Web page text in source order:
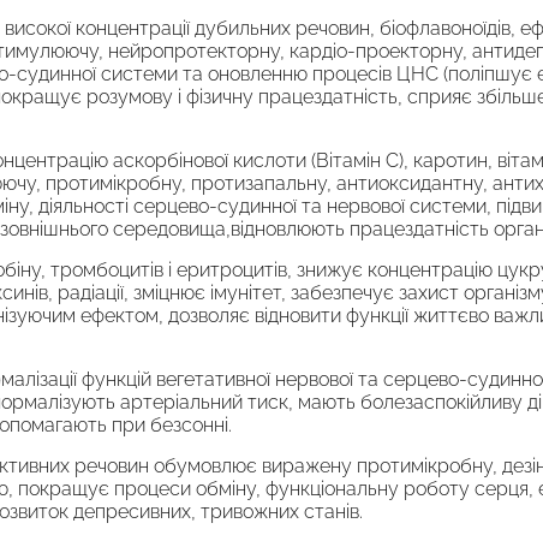
концентрації дубильних речовин, біофлавоноїдів,
нейропротекторну, кардіо-проекторну,
судинної системи та оновленню процесів ЦНС (поліпшує
розумову і фізичну працездатність, сприяє
аскорбінової кислоти (Вітамін С), каротин,
протимікробну, протизапальну, антиоксидантну,
діяльності серцево-судинної та нервової системи,
середовища,відновлюють працездатність
тромбоцитів і еритроцитів, знижує концентрацію
радіації, зміцнює імунітет, забезпечує захист
ефектом, дозволяє відновити функції життєво
функцій вегетативної нервової та серцево-
артеріальний тиск, мають болезаспокійливу
при безсонні.
речовин обумовлює виражену протимікробну,
покращує процеси обміну, функціональну роботу
депресивних, тривожних станів.